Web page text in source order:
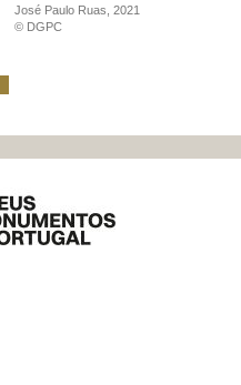
José Paulo Ruas, 2021
© DGPC